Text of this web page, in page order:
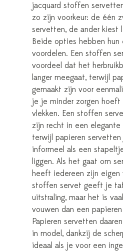
jacquard stoffen
zo zijn voorkeur: de één
servetten, de ander kiest
Beide opties hebben hun
voordelen. Een stoffen
voordeel dat het
langer meegaat, terwijl
gemaakt zijn voor
je je minder zorgen hoeft
vlekken. Een stoffen
zijn recht in een elegante
terwijl papieren servetten
informeel als een
liggen. Als het gaat om
heeft iedereen zijn eigen
stoffen servet geeft je
uitstraling, maar het is
vouwen dan een
Papieren servetten
in model, dankzij de
ideaal als je voor een